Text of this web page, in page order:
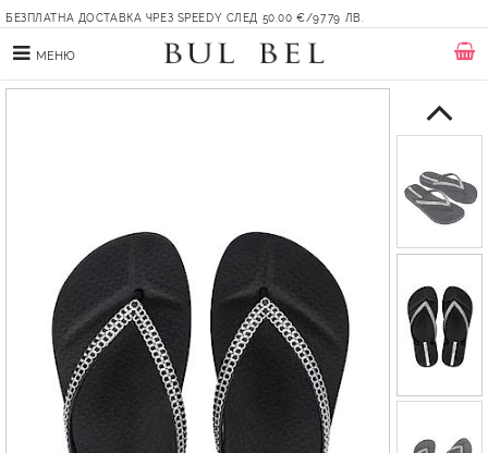
БЕЗПЛАТНА ДОСТАВКА ЧРЕЗ SPEEDY СЛЕД 50.00 €/97.79 ЛВ.
МЕНЮ